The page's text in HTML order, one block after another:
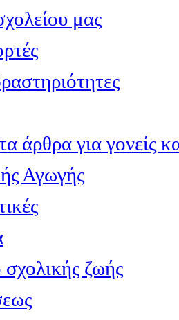
μας
άρθρα για γονείς
Αγωγής
ζωής